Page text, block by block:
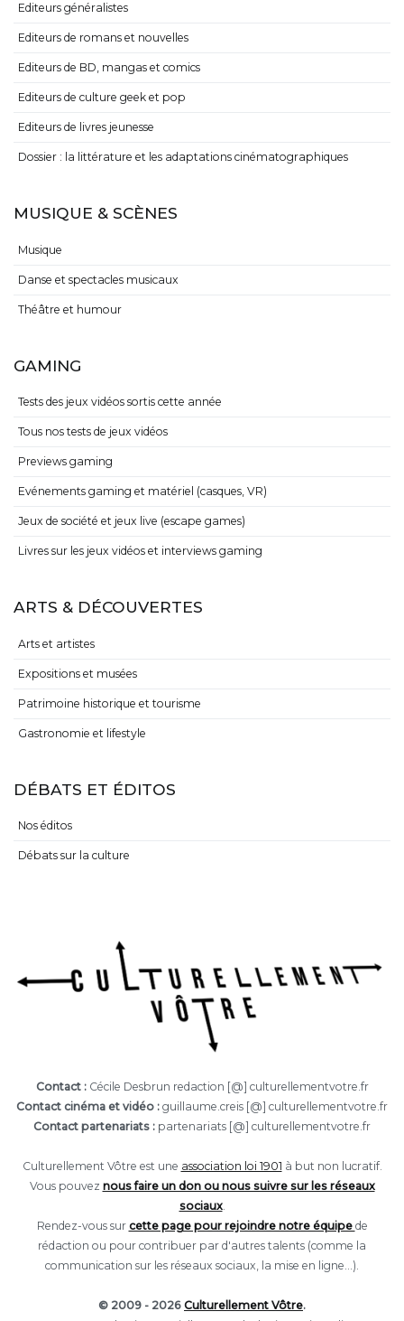
Editeurs généralistes
Editeurs de romans et nouvelles
Editeurs de BD, mangas et comics
Editeurs de culture geek et pop
Editeurs de livres jeunesse
Dossier : la littérature et les adaptations cinématographiques
MUSIQUE & SCÈNES
Musique
Danse et spectacles musicaux
Théâtre et humour
GAMING
Tests des jeux vidéos sortis cette année
Tous nos tests de jeux vidéos
Previews gaming
Evénements gaming et matériel (casques, VR)
Jeux de société et jeux live (escape games)
Livres sur les jeux vidéos et interviews gaming
ARTS & DÉCOUVERTES
Arts et artistes
Expositions et musées
Patrimoine historique et tourisme
Gastronomie et lifestyle
DÉBATS ET ÉDITOS
Nos éditos
Débats sur la culture
Contact :Cécile Desbrun redaction [@] culturellementvotre.fr
Contact cinéma et vidéo : guillaume.creis [@] culturellementvotre.fr
Contact partenariats : partenariats [@] culturellementvotre.fr
Culturellement Vôtre est une association loi 1901 à but non lucratif.
Vous pouvez nous faire un don ou nous suivre sur les réseaux
sociaux.
Rendez-vous sur cette page pour rejoindre notre équipe de
rédaction ou pour contribuer par d'autres talents (comme la
communication sur les réseaux sociaux, la mise en ligne...).
© 2009 - 2026 Culturellement Vôtre.